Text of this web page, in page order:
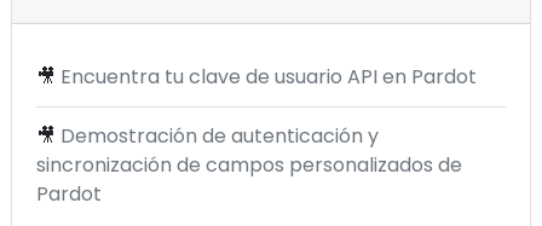
🎥 Encuentra tu clave de usuario API en Pardot
🎥 Demostración de autenticación y
sincronización de campos personalizados de
Pardot